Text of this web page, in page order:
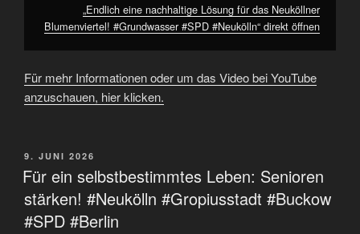
„Endlich eine nachhaltige Lösung für das Neuköllner
Blumenviertel! #Grundwasser #SPD #Neukölln“ direkt öffnen
Für mehr Informationen oder um das Video bei YouTube
anzuschauen, hier klicken.
VERÖFFENTLICHT
AM
9. JUNI 2026
Für ein selbstbestimmtes Leben: Senioren
stärken! #Neukölln #Gropiusstadt #Buckow
#SPD #Berlin